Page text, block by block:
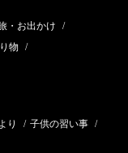
・お出かけ /
物 /
り / 子供の習い事 /